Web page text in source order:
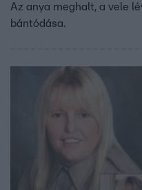
Az anya meghalt, a vele
bántódása.